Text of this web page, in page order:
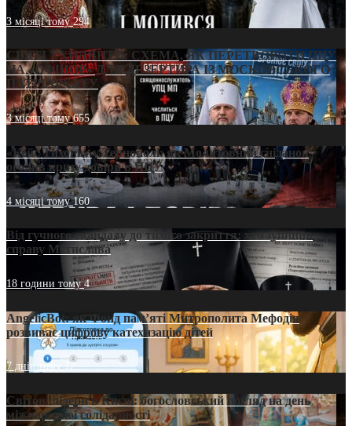
3 місяці тому294
СВЯТІ УХИЛЯНТИ: СХЕМА, ЯК ПЕРЕТВОРИТИ ПЦУ
НА «ОФШОР» ДЛЯ ДЕЗЕРТИРА ІЗ МОСКОВСЬКОГО
ПАТРІАРХАТУ
3 місяці тому655
«Кейс Тихона» у Тернополі: як Молитовний сніданок
оголив кризу довіри в ПЦУ
4 місяці тому160
Від гучного скандалу до тихого закриття: хто зупинив
справу Мстислава
18 години тому4
AngelicBot: як Фонд пам’яті Митрополита Мефодія
розвиває цифрову катехизацію дітей
7 днів тому12
Світові лідери в Києві: богословський погляд на день
міжнародної солідарності